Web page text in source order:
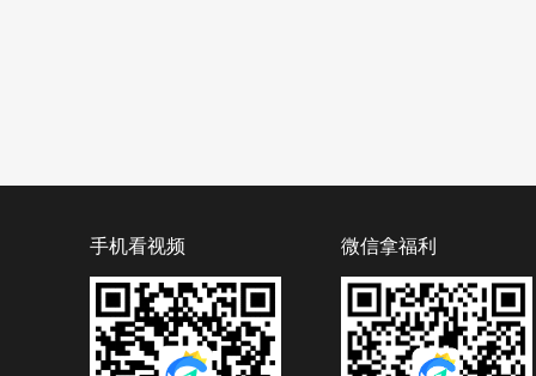
手机看视频 微信拿福利